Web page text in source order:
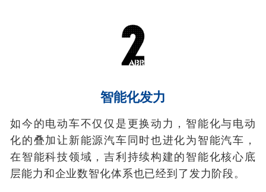
智能化发力
如今的电动车不仅仅是更换动力，智能化与电动
化的叠加让新能源汽车同时也进化为智能汽车，
在智能科技领域，吉利持续构建的智能化核心底
层能力和企业数智化体系也已经到了发力阶段。